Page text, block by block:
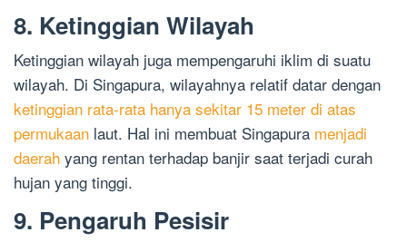
8. Ketinggian Wilayah
Ketinggian wilayah juga mempengaruhi iklim di suatu
wilayah. Di Singapura, wilayahnya relatif datar dengan
ketinggian rata-rata hanya sekitar 15 meter di atas
permukaan laut. Hal ini membuat Singapura menjadi
daerah yang rentan terhadap banjir saat terjadi curah
hujan yang tinggi.
9. Pengaruh Pesisir